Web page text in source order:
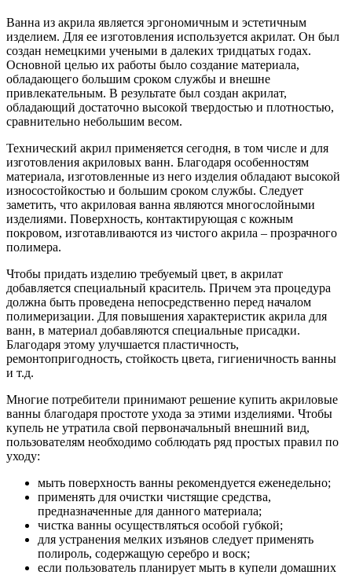
Ванна из акрила является эргономичным и эстетичным
изделием. Для ее изготовления используется акрилат. Он был
создан немецкими учеными в далеких тридцатых годах.
Основной целью их работы было создание материала,
обладающего большим сроком службы и внешне
привлекательным. В результате был создан акрилат,
обладающий достаточно высокой твердостью и плотностью,
сравнительно небольшим весом.
Технический акрил применяется сегодня, в том числе и для
изготовления акриловых ванн. Благодаря особенностям
материала, изготовленные из него изделия обладают высокой
износостойкостью и большим сроком службы. Следует
заметить, что акриловая ванна являются многослойными
изделиями. Поверхность, контактирующая с кожным
покровом, изготавливаются из чистого акрила – прозрачного
полимера.
Чтобы придать изделию требуемый цвет, в акрилат
добавляется специальный краситель. Причем эта процедура
должна быть проведена непосредственно перед началом
полимеризации. Для повышения характеристик акрила для
ванн, в материал добавляются специальные присадки.
Благодаря этому улучшается пластичность,
ремонтопригодность, стойкость цвета, гигиеничность ванны
и т.д.
Многие потребители принимают решение купить акриловые
ванны благодаря простоте ухода за этими изделиями. Чтобы
купель не утратила свой первоначальный внешний вид,
пользователям необходимо соблюдать ряд простых правил по
уходу:
мыть поверхность ванны рекомендуется еженедельно;
применять для очистки чистящие средства,
предназначенные для данного материала;
чистка ванны осуществляться особой губкой;
для устранения мелких изъянов следует применять
полироль, содержащую серебро и воск;
если пользователь планирует мыть в купели домашних